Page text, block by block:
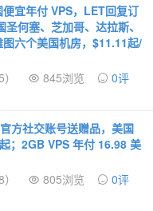
宜年付 VPS，LET回复订
何塞、芝加哥、达拉斯、
六个美国机房，$11.11起/
845浏览
0评
方社交账号送赠品，美国
；2GB VPS 年付 16.98 美
805浏览
0评